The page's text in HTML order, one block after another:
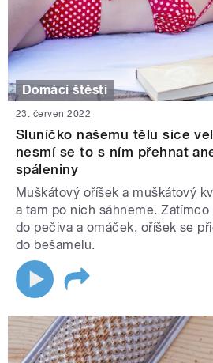
Domácí štěstí
23. červen 2022
Sluníčko našemu tělu sice
nesmí se to s ním přehnat
spáleniny
Muškátový oříšek a muškátový
a tam po nich sáhneme.
do pečiva a omáček, oříšek se
do bešamelu.